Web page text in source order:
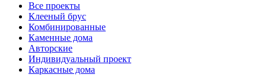
Все проекты
Клееный брус
Комбинированные
Каменные дома
Авторские
Индивидуальный проект
Каркасные дома